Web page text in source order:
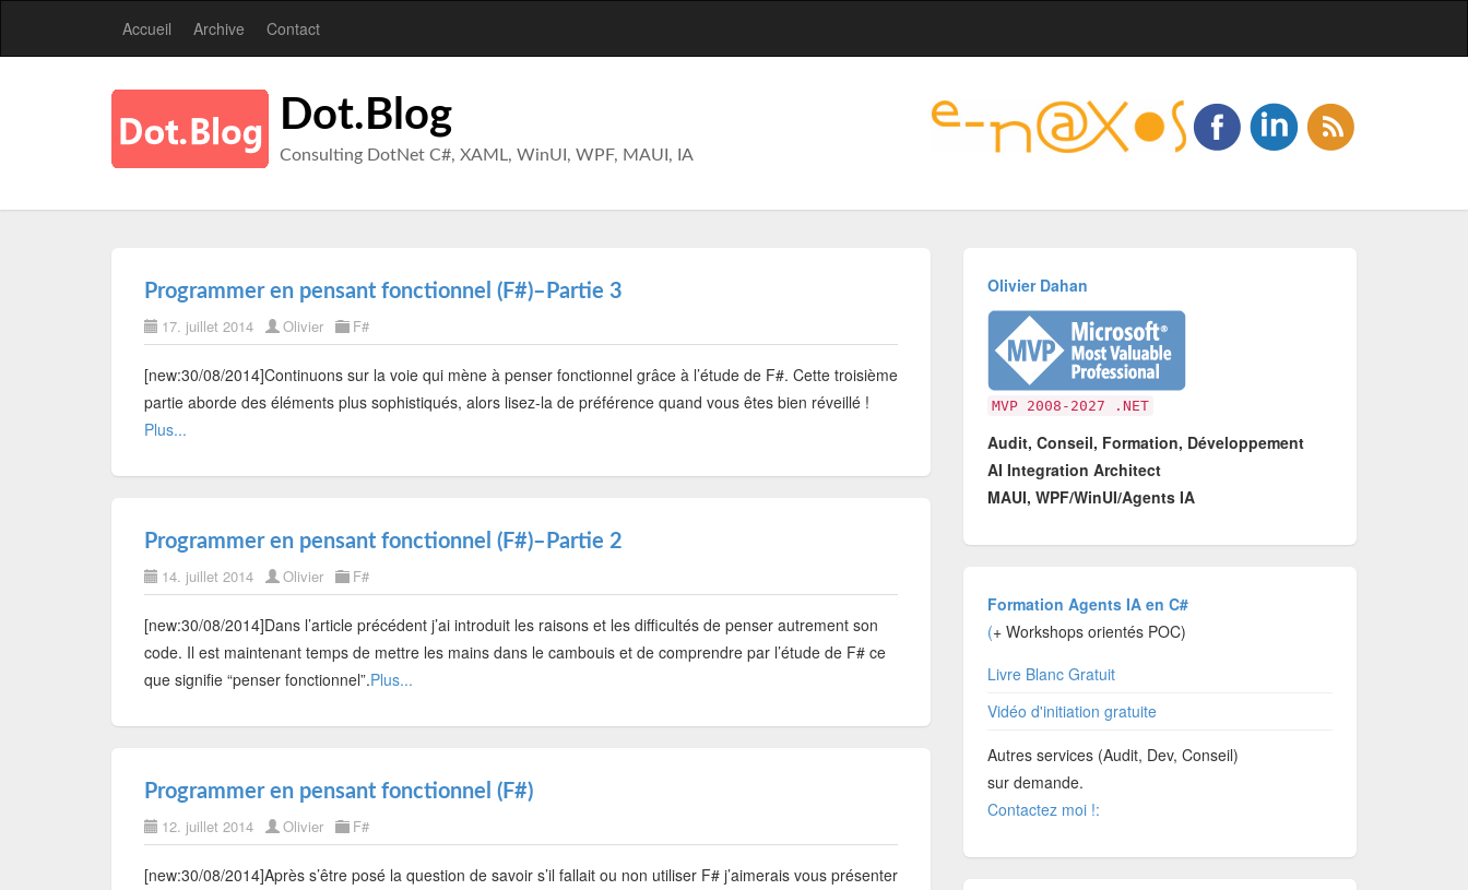
Accueil Archive Contact
Dot.Blog
Consulting DotNet C#, XAML, WinUI, WPF, MAUI, IA
Programmer en pensant fonctionnel (F#)–Partie 3
17. juillet 2014 Olivier F#
[new:30/08/2014]Continuons sur la voie qui mène à penser fonctionnel grâce à l’étude de F#. Cette troisième
partie aborde des éléments plus sophistiqués, alors lisez-la de préférence quand vous êtes bien réveillé !
Plus...
Programmer en pensant fonctionnel (F#)–Partie 2
14. juillet 2014 Olivier F#
[new:30/08/2014]Dans l’article précédent j’ai introduit les raisons et les difficultés de penser autrement son
code. Il est maintenant temps de mettre les mains dans le cambouis et de comprendre par l’étude de F# ce
que signifie “penser fonctionnel”.Plus...
Programmer en pensant fonctionnel (F#)
12. juillet 2014 Olivier F#
[new:30/08/2014]Après s’être posé la question de savoir s’il fallait ou non utiliser F# j’aimerais vous présenter
Olivier Dahan
MVP 2008-2027 .NET
Audit, Conseil, Formation, Développement
AI Integration Architect
MAUI, WPF/WinUI/Agents IA
Formation Agents IA en C#
(+ Workshops orientés POC)
Livre Blanc Gratuit
Vidéo d'initiation gratuite
Autres services (Audit, Dev, Conseil)
sur demande.
Contactez moi !: